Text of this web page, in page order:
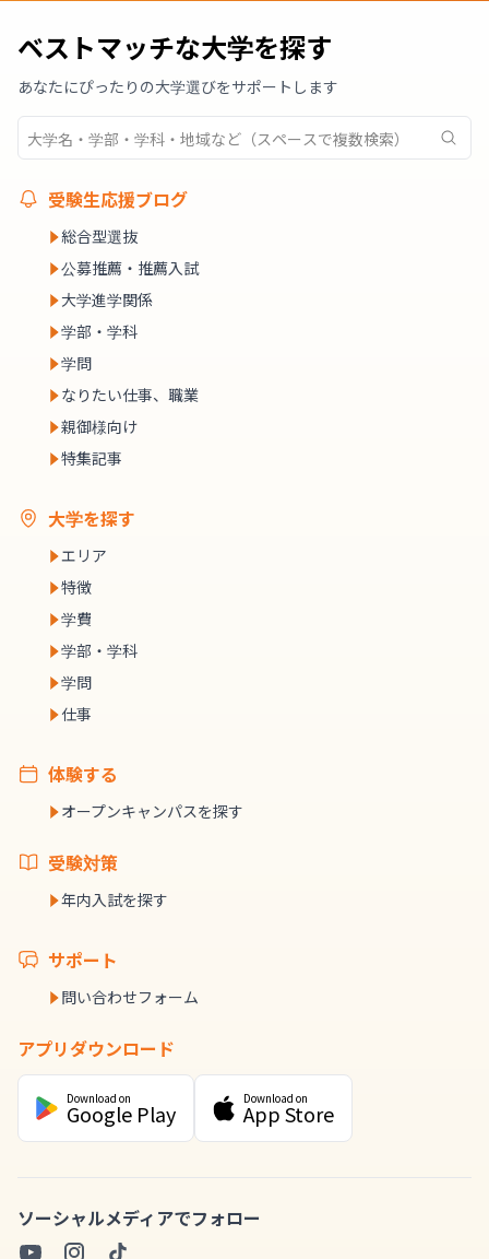
ベストマッチな大学を探す
あなたにぴったりの大学選びをサポートします
受験生応援ブログ
総合型選抜
公募推薦・推薦入試
大学進学関係
学部・学科
学問
なりたい仕事、職業
親御様向け
特集記事
大学を探す
エリア
特徴
学費
学部・学科
学問
仕事
体験する
オープンキャンパスを探す
受験対策
年内入試を探す
サポート
問い合わせフォーム
アプリダウンロード
Download on
Google Play
Download on
App Store
ソーシャルメディアでフォロー